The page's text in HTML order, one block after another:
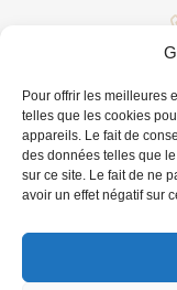
Pour offrir les meilleures
telles que les cookies
appareils. Le fait de
des données telles que
sur ce site. Le fait de ne
avoir un effet négatif sur